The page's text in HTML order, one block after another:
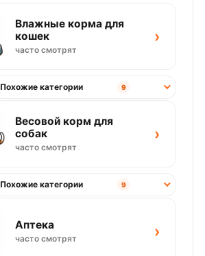
Влажные корма для
кошек
часто смотрят
›
Похожие категории 9
Весовой корм для
собак
часто смотрят
›
Похожие категории 9
Аптека
часто смотрят ›